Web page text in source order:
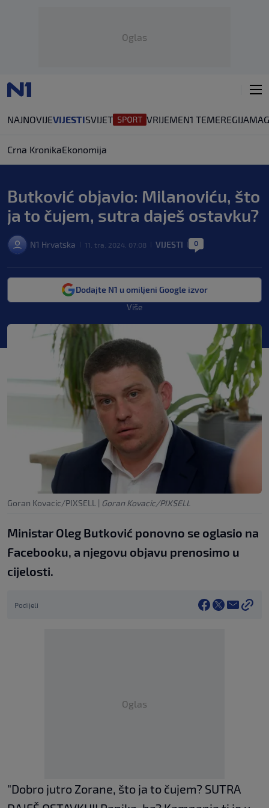
Oglas
NAJNOVIJEVIJESTISVIJET VRIJEMEN1 TEMEREGIJA
Crna KronikaEkonomija
Butković objavio: Milanoviću, što
ja to čujem, sutra daješ ostavku?
N1 Hrvatska 11. tra. 2024. 07:08 VIJESTI 0
Dodajte N1 u omiljeni Google izvor
Više
Goran Kovacic/PIXSELL | Goran Kovacic/PIXSELL
Ministar Oleg Butković ponovno se oglasio na
Facebooku, a njegovu objavu prenosimo u
cijelosti.
Podijeli
Oglas
"Dobro jutro Zorane, što ja to čujem? SUTRA